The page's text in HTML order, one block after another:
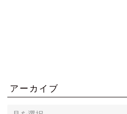
アーカイブ
ア